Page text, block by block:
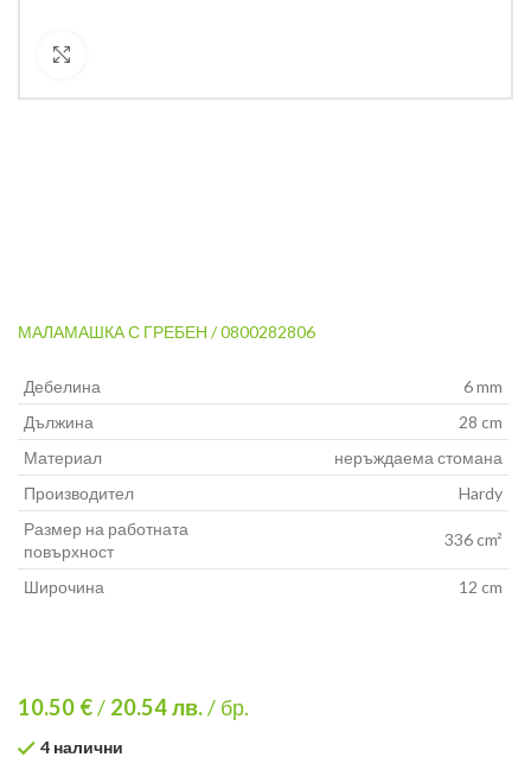
МАЛАМАШКА С ГРЕБЕН / 0800282806
Дебелина
6 mm
Дължина
28 cm
Материал
неръждаема стомана
Производител
Hardy
Размер на работната
повърхност
336 cm²
Широчина 12 cm
10.50 €/ 20.54лв./ бр.
4 налични